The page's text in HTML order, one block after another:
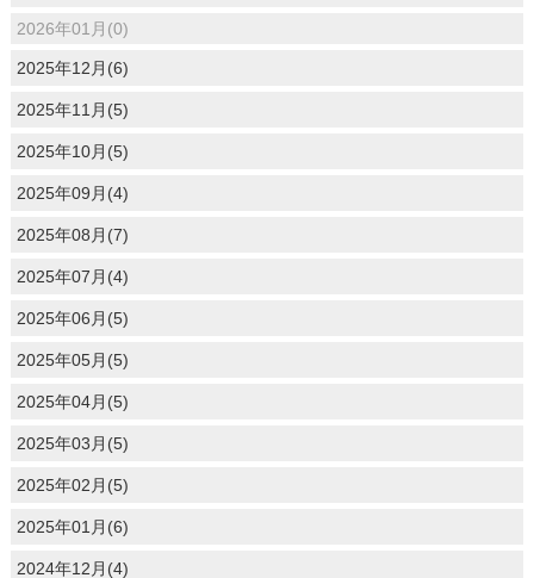
2026年01月(0)
2025年12月(6)
2025年11月(5)
2025年10月(5)
2025年09月(4)
2025年08月(7)
2025年07月(4)
2025年06月(5)
2025年05月(5)
2025年04月(5)
2025年03月(5)
2025年02月(5)
2025年01月(6)
2024年12月(4)